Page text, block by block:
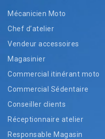
Mécanicien Moto
Chef d’atelier
Vendeur accessoires
Magasinier
Commercial itinérant moto
Commercial Sédentaire
Conseiller clients
Réceptionnaire atelier
Responsable Magasin